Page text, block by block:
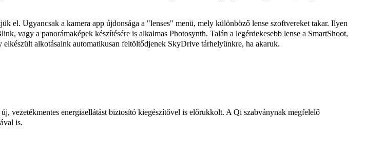
el. Ugyancsak a kamera app újdonsága a "lenses" menü, mely különböző lense szoftvereket takar. Ilyen
vagy a panorámaképek készítésére is alkalmas Photosynth. Talán a legérdekesebb lense a SmartShoot,
alkotásaink automatikusan feltöltődjenek SkyDrive tárhelyünkre, ha akaruk.
vezetékmentes energiaellátást biztosító kiegészítővel is előrukkolt. A Qi szabványnak megfelelő
is.